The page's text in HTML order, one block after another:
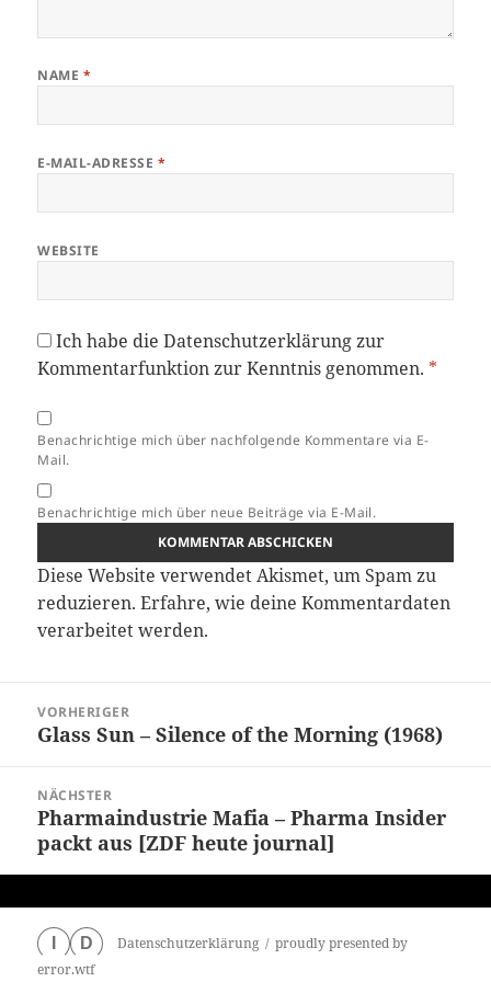
NAME *
E-MAIL-ADRESSE *
WEBSITE
Ich habe dieDatenschutzerklärungzur
Kommentarfunktion zur Kenntnis genommen. *
Benachrichtige mich über nachfolgende Kommentare via E-
Mail.
Benachrichtige mich über neue Beiträge via E-Mail.
Diese Website verwendet Akismet, um Spam zu
reduzieren.Erfahre, wie deine Kommentardaten
verarbeitet werden.
VORHERIGER
Vorheriger
Glass Sun – Silence of the Morning (1968)
NÄCHSTER
Nächster
Beitrag:
Pharmaindustrie Mafia – Pharma Insider
packt aus [ZDF heute journal]
D Datenschutzerklärung
proudly presented by
error.wtf